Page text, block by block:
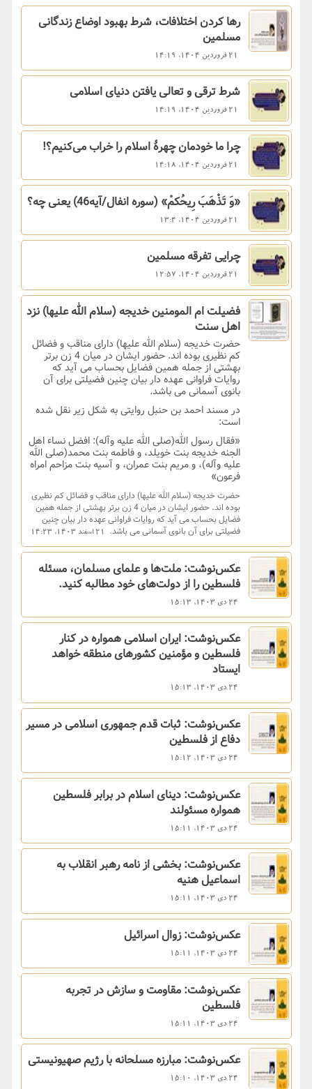
رها کردن اختلافات، شرط بهبود اوضاع زندگانی
مسلمین
21 فروردین 1404, 14:19
شرط ترقی و تعالی یافتن دنیای اسلامی
21 فروردین 1404, 14:19
چرا ما خودمان چهرۀ اسلام را خراب می‌کنیم؟!
21 فروردین 1404, 14:18
«وَ تَذْهَبَ رِیحُکمْ» (سوره انفال/آیه46) یعنی چه؟
21 فروردین 1404, 13:4
چرایی تفرقه مسلمین
21 فروردین 1404, 12:57
فضیلت ام المومنین خدیجه (سلام الله علیها) نزد
اهل سنت
حضرت خدیجه (سلام الله علیها) دارای مناقب و فضائل
کم نظیری بوده اند. حضور ایشان در میان 4 زن برتر
بهشتی از جمله همین فضایل بحساب می آید که
روایات فراوانی عهده دار بیان چنین فضیلتی برای آن
بانوی آسمانی می باشد.
در مسند احمد بن حنبل روایتی به شکل زیر نقل شده
است:
«فقال رسول الله(صلی الله علیه وآله): افضل نساء اهل
الجنه خدیجه بنت خویلد، و فاطمه بنت محمد(صلی الله
علیه وآله)، و مریم بنت عمران، و آسیه بنت مزاحم امراه
فرعون»
حضرت خدیجه (سلام الله علیها) دارای مناقب و فضائل کم نظیری
بوده اند. حضور ایشان در میان 4 زن برتر بهشتی از جمله همین
فضایل بحساب می آید که روایات فراوانی عهده دار بیان چنین
فضیلتی برای آن بانوی آسمانی می باشد.
21 اسفند 1403, 14:23
عکس‌نوشت: ملت‌ها و علمای مسلمان، مسئله
فلسطین را از دولت‌های خود مطالبه کنید.
24 دی 1403, 15:13
عکس‌نوشت: ایران اسلامی همواره در کنار
فلسطین و مؤمنین کشورهای منطقه خواهد
ایستاد
24 دی 1403, 15:13
عکس‌نوشت: ثبات قدم جمهوری اسلامی در مسیر
دفاع از فلسطین
24 دی 1403, 15:12
عکس‌نوشت: دینای اسلام در برابر فلسطین
همواره مسئولند
24 دی 1403, 15:11
عکس‌نوشت: بخشی از نامه رهبر انقلاب به
اسماعیل هنیه
24 دی 1403, 15:11
عکس‌نوشت: زوال اسرائیل
24 دی 1403, 15:11
عکس‌نوشت: مقاومت و سازش در تجربه
فلسطین
24 دی 1403, 15:11
عکس‌نوشت: مبارزه مسلحانه با رژیم صهیونیستی
24 دی 1403, 15:10